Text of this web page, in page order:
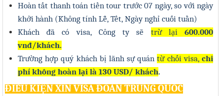
Hoàn tất thanh toán tiền tour trước 07 ngày, so với ngày
khởi hành (Không tính Lễ, Tết, Ngày nghỉ cuối tuần)
Khách đã có visa, Công ty sẽ trừ lại600.000
vnđ/khách.
Trường hợp quý khách bị lãnh sự quántừ chối visa,chi
phí không hoàn lại là 130 USD/ khách.
ĐIỀU KIỆN XIN VISA ĐOÀN TRUNG QUỐC